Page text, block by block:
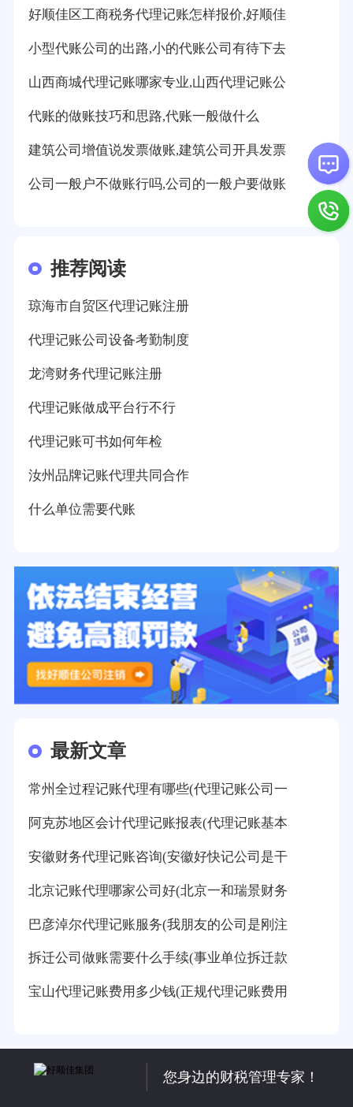
好顺佳区工商税务代理记账怎样报价,好顺佳
小型代账公司的出路,小的代账公司有待下去
山西商城代理记账哪家专业,山西代理记账公
代账的做账技巧和思路,代账一般做什么
建筑公司增值说发票做账,建筑公司开具发票
公司一般户不做账行吗,公司的一般户要做账
推荐阅读
琼海市自贸区代理记账注册
代理记账公司设备考勤制度
龙湾财务代理记账注册
代理记账做成平台行不行
代理记账可书如何年检
汝州品牌记账代理共同合作
什么单位需要代账
最新文章
常州全过程记账代理有哪些(代理记账公司一
阿克苏地区会计代理记账报表(代理记账基本
安徽财务代理记账咨询(安徽好快记公司是干
北京记账代理哪家公司好(北京一和瑞景财务
巴彦淖尔代理记账服务(我朋友的公司是刚注
拆迁公司做账需要什么手续(事业单位拆迁款
宝山代理记账费用多少钱(正规代理记账费用
您身边的财税管理专家！